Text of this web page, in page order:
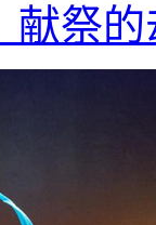
献祭